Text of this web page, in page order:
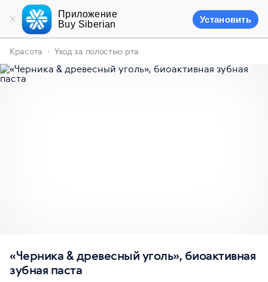
Приложение
Buy Siberian
Установить
Красота Уход за полостью рта
«Черника & древесный уголь», биоактивная
зубная паста